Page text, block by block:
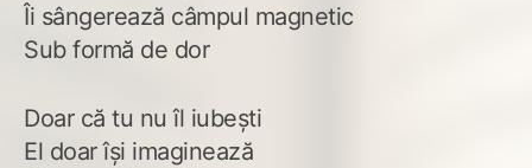
Îi sângerează câmpul magnetic
Sub formă de dor
Doar că tu nu îl iubești
El doar își imaginează